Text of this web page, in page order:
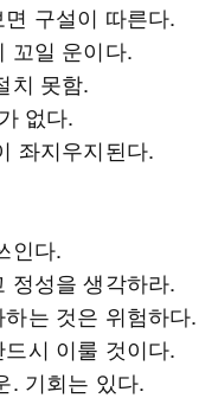
구설이 따른다.
꼬일 운이다.
치 못함.
없다.
좌지우지된다.
인다.
정성을 생각하라.
는 것은 위험하다.
시 이룰 것이다.
. 기회는 있다.